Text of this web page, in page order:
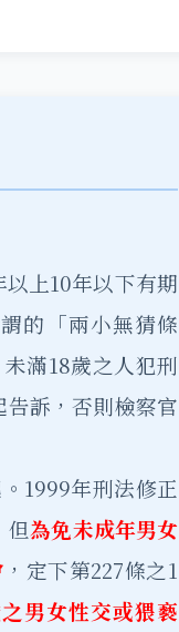
上10年以下有期
的「兩小無猜條
滿18歲之人犯刑
訴，否則檢察官
1999年刑法修正
但為免未成年男女
，定下第227條之1
男女性交或猥褻